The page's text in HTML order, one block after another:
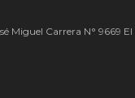
Miguel Carrera N° 9669